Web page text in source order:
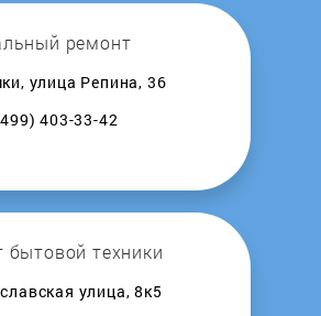
Honeywell
Hosseven
Hydrosta
ремонт
улица Репина, 36
403-33-42
бытовой техники
улица, 8к5